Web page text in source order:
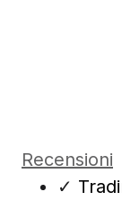
Recensioni
✓